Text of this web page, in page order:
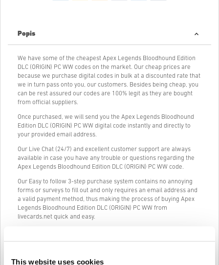
This website uses cookies
Popis
We have some of the cheapest Apex Legends Bloodhound Edition
DLC (ORIGIN) PC WW codes on the market. Our cheap prices are
because we purchase digital codes in bulk at a discounted rate that
we in turn pass onto you, our customers. Besides being cheap, you
can be rest assured our codes are 100% legit as they are bought
from official suppliers.
Once purchased, we will send you the Apex Legends Bloodhound
Edition DLC (ORIGIN) PC WW digital code instantly and directly to
your provided email address.
Our Live Chat (24/7) and excellent customer support are always
available in case you have any trouble or questions regarding the
Apex Legends Bloodhound Edition DLC (ORIGIN) PC WW code.
Our Easy to follow 3-step purchase system contains no annoying
forms or surveys to fill out and only requires an email address and
a valid payment method, thus making the process of buying Apex
Legends Bloodhound Edition DLC (ORIGIN) PC WW from
livecards.net quick and easy.